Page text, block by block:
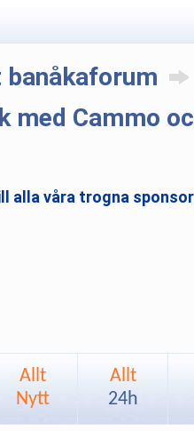
med Cammo
alla våra trogna
Allt
Nytt
Allt
24h